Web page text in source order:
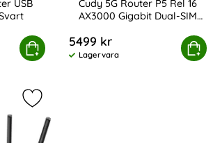
USB
Köp
USB WU650 AC650 Svart
Cudy 5G Router P5 Rel 16
AX3000 Gigabit Dual-SIM
5499 kr
Tillgänglighet:
Lagervara
Köp
Cudy 5G Router P5 Rel 16
Markera cudy 4G Router LT400